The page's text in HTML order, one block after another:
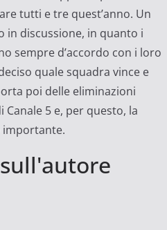
tutti e tre quest’anno. Un
in discussione, in quanto i
sempre d’accordo con i loro
quale squadra vince e
poi delle eliminazioni
5 e, per questo, la
importante.